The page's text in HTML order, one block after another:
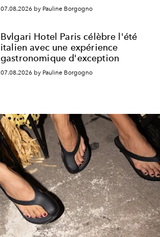
07.08.2026 by Pauline Borgogno
Bvlgari Hotel Paris célèbre l'été
italien avec une expérience
gastronomique d'exception
07.08.2026 by Pauline Borgogno